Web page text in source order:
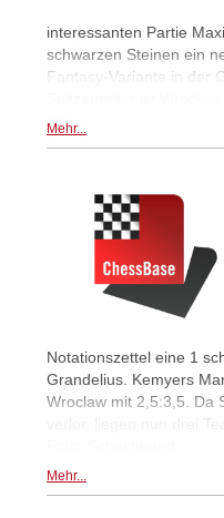
interessanten Partie
schwarzen Steinen ein
Fantasy-Variante in der
Mehr...
Notationszettel eine 1
Grandelius. Kemyers
Wroclaw mit 2,5:3,5. Da
verlor, liegen nun drei
Mehr...